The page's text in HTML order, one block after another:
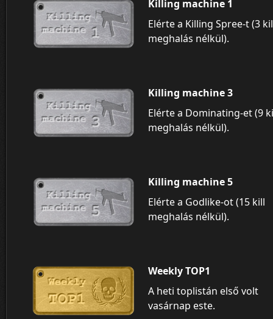
Killing machine 1
Elérte a Killing Spree-t (3
meghalás nélkül).
Killing machine 3
Elérte a Dominating-et (9
meghalás nélkül).
Killing machine 5
Elérte a Godlike-ot (15 kill
meghalás nélkül).
Weekly TOP1
A heti toplistán első volt
vasárnap este.